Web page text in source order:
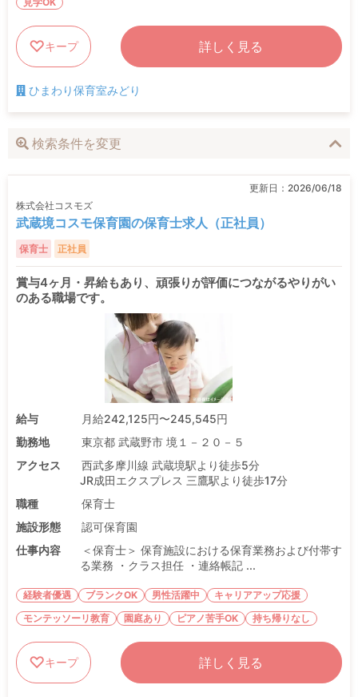
キープ 詳しく見る
ひまわり保育室みどり
検索条件を変更
更新日： 2026/06/18
株式会社コスモズ
武蔵境コスモ保育園の保育士求人（正社員）
保育士 正社員
賞与4ヶ月・昇給もあり、頑張りが評価につながるやりがい
のある職場です。
給与
月給242,125円〜245,545円
勤務地
東京都 武蔵野市 境１－２０－５
アクセス
西武多摩川線 武蔵境駅より徒歩5分
JR成田エクスプレス 三鷹駅より徒歩17分
職種
保育士
施設形態
認可保育園
仕事内容
＜保育士＞ 保育施設における保育業務および付帯す
る業務 ・クラス担任 ・連絡帳記 ...
経験者優遇 ブランクOK 男性活躍中
キャリアアップ応援
モンテッソーリ教育
園庭あり ピアノ苦手OK 持ち帰りなし
キープ 詳しく見る